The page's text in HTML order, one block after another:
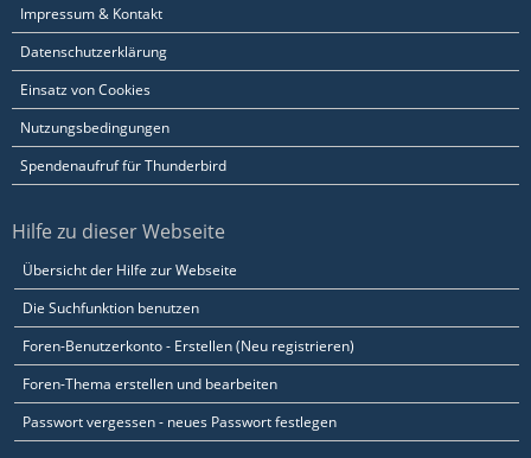
Impressum & Kontakt
Datenschutzerklärung
Einsatz von Cookies
Nutzungsbedingungen
Spendenaufruf für Thunderbird
Hilfe zu dieser Webseite
Übersicht der Hilfe zur Webseite
Die Suchfunktion benutzen
Foren-Benutzerkonto - Erstellen (Neu registrieren)
Foren-Thema erstellen und bearbeiten
Passwort vergessen - neues Passwort festlegen